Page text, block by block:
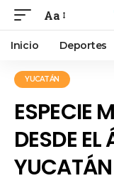
Aa
Inicio Deportes
YUCATÁN
ESPECIE
DESDE
YUCATÁN